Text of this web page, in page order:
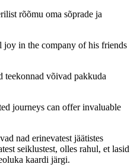
rõõmu oma sõprade ja
joy in the company of his friends
teekonnad võivad pakkuda
journeys can offer invaluable
nad erinevatest jäätistes
seiklustest, olles rahul, et lasid
kaardi järgi.